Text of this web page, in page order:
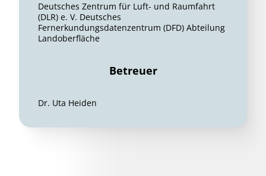
Deutsches Zentrum für Luft- und Raumfahrt
(DLR) e. V. Deutsches
Fernerkundungsdatenzentrum (DFD) Abteilung
Landoberfläche
Betreuer
Dr. Uta Heiden